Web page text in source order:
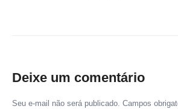
Deixe um comentário
Seu e-mail não será publicado. Campos